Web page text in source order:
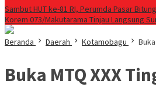
Sambut HUT ke-81 RI, Perumda Pasar
Korem 073/Makutarama Tinjau Langsung
Beranda Daerah Kotamobagu
Buka MTQ XXX